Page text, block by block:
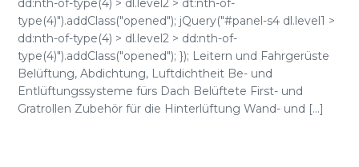
dd:nth-of-type(4) > dl.level2 > dt:nth-of-
type(4)").addClass("opened"); jQuery("#panel-s4 dl.level1 >
dd:nth-of-type(4) > dl.level2 > dd:nth-of-
type(4)").addClass("opened"); }); Leitern und Fahrgerüste
Belüftung, Abdichtung, Luftdichtheit Be- und
Entlüftungssysteme fürs Dach Belüftete First- und
Gratrollen Zubehör für die Hinterlüftung Wand- und [...]